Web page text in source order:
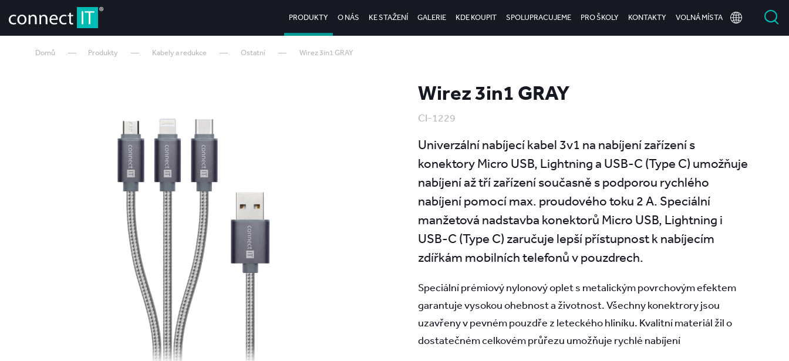
PRODUKTY O NÁS KE STAŽENÍ GALERIE KDE KOUPIT SPOLUPRACUJEME PRO ŠKOLY KONTAKTY VOLNÁ MÍSTA
Domů Produkty Kabely a redukce Ostatní Wirez 3in1 GRAY
Wirez 3in1 GRAY
CI-1229
Univerzální nabíjecí kabel 3v1 na nabíjení zařízení s
konektory Micro USB, Lightning a USB-C (Type C) umožňuje
nabíjení až tří zařízení současně s podporou rychlého
nabíjení pomocí max. proudového toku 2 A. Speciální
manžetová nadstavba konektorů Micro USB, Lightning i
USB-C (Type C) zaručuje lepší přístupnost k nabíjecím
zdířkám mobilních telefonů v pouzdrech.
Speciální prémiový nylonový oplet s metalickým povrchovým efektem
garantuje vysokou ohebnost a životnost. Všechny konektrory jsou
uzavřeny v pevném pouzdře z leteckého hliníku. Kvalitní materiál žil o
dostatečném celkovém průřezu umožňuje rychlé nabíjení